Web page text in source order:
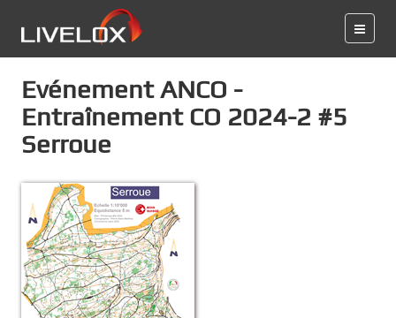
Evénement ANCO -
Entraînement CO 2024-2 #5
Serroue